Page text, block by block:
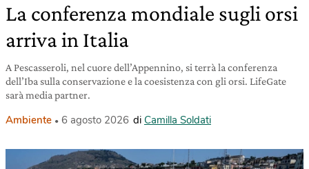
La conferenza mondiale sugli orsi
arriva in Italia
A Pescasseroli, nel cuore dell’Appennino, si terrà la conferenza
dell’Iba sulla conservazione e la coesistenza con gli orsi. LifeGate
sarà media partner.
Ambiente 6 agosto 2026 di Camilla Soldati